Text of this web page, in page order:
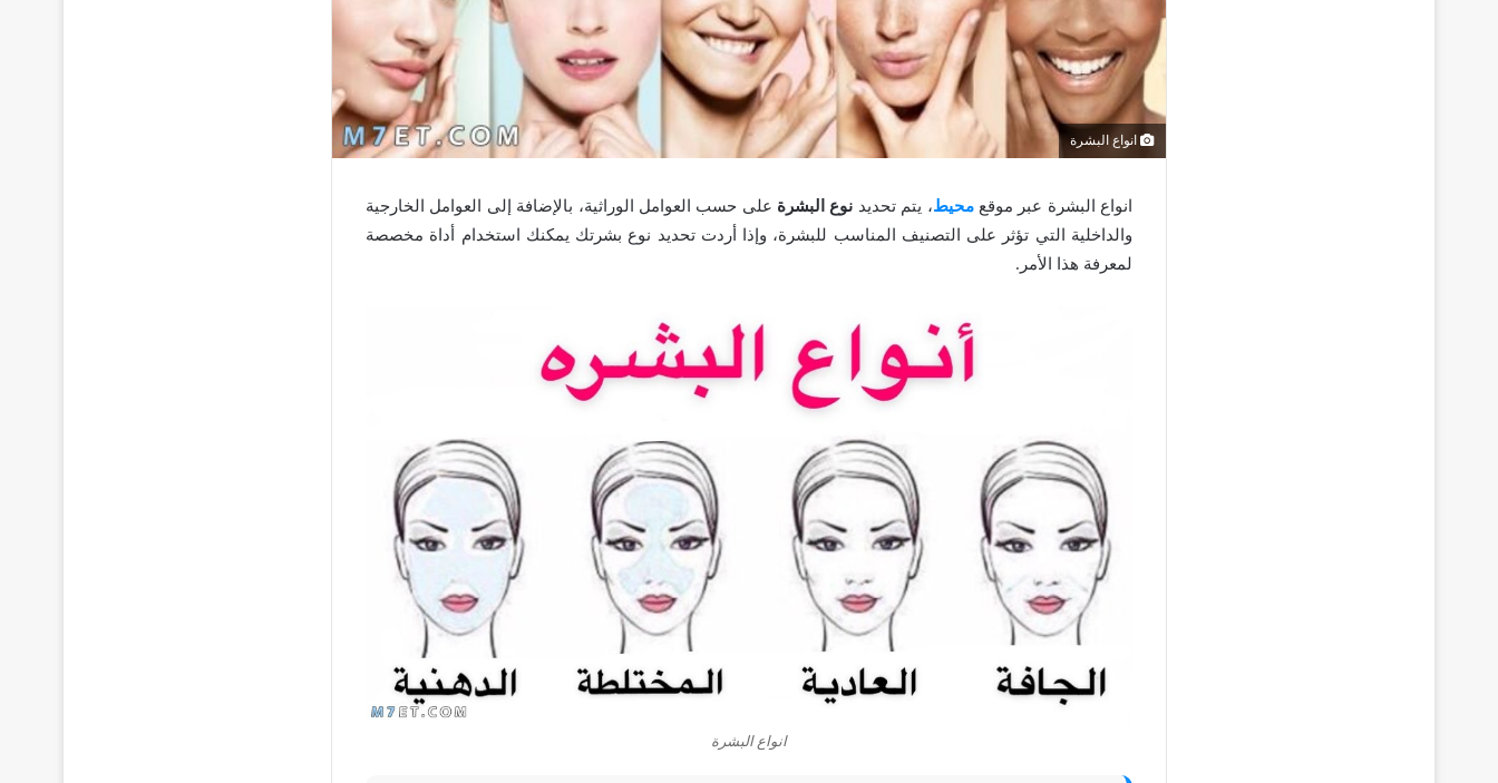
انواع البشرة
انواع البشرة عبر موقعمحيط، يتم تحديد نوع البشرة على حسب العوامل الوراثية، بالإضافة إلى العوامل الخارجية
والداخلية التي تؤثر على التصنيف المناسب للبشرة، وإذا أردت تحديد نوع بشرتك يمكنك استخدام أداة مخصصة
لمعرفة هذا الأمر.
انواع البشرة